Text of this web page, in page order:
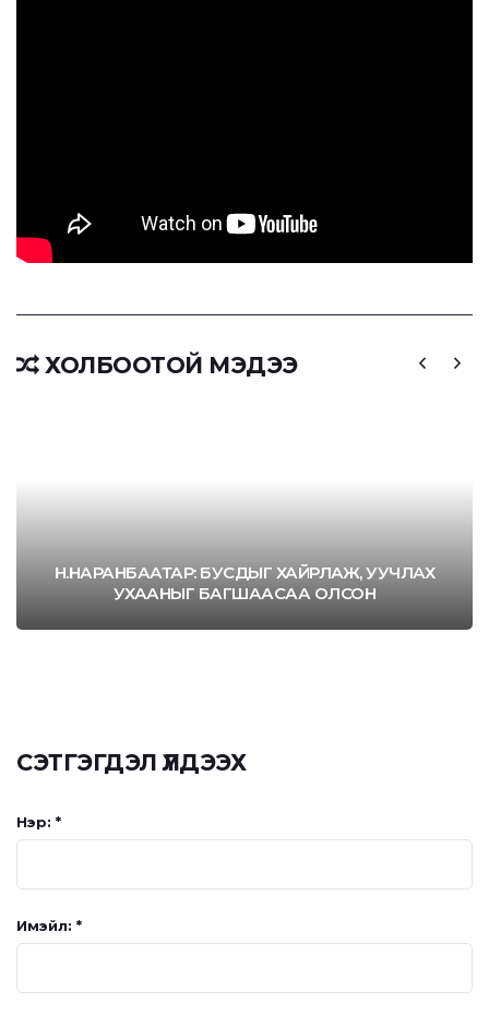
ХОЛБООТОЙ МЭДЭЭ
Н.НАРАНБААТАР: БУСДЫГ ХАЙРЛАЖ, УУЧЛАХ
УХААНЫГ БАГШААСАА ОЛСОН
СЭТГЭГДЭЛ ҮЛДЭЭХ
Нэр: *
Имэйл: *